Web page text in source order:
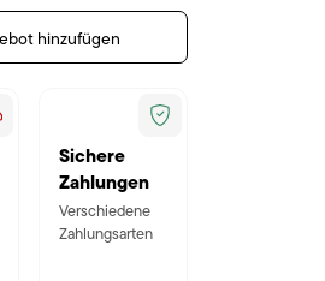
hinzufügen
Sichere
Zahlungen
Verschiedene
Zahlungsarten